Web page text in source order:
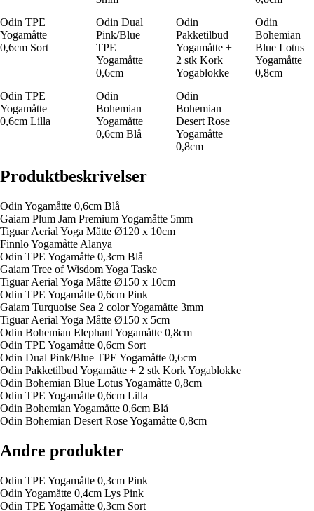
Odin TPE
Yogamåtte
0,6cm Sort
Odin Dual
Pink/Blue
TPE
Yogamåtte
0,6cm
Odin
Pakketilbud
Yogamåtte +
2 stk Kork
Yogablokke
Odin
Bohemian
Blue Lotus
Yogamåtte
0,8cm
Odin TPE
Yogamåtte
0,6cm Lilla
Odin
Bohemian
Yogamåtte
0,6cm Blå
Odin
Bohemian
Desert Rose
Yogamåtte
0,8cm
Produktbeskrivelser
Odin Yogamåtte 0,6cm Blå
Gaiam Plum Jam Premium Yogamåtte 5mm
Tiguar Aerial Yoga Måtte Ø120 x 10cm
Finnlo Yogamåtte Alanya
Odin TPE Yogamåtte 0,3cm Blå
Gaiam Tree of Wisdom Yoga Taske
Tiguar Aerial Yoga Måtte Ø150 x 10cm
Odin TPE Yogamåtte 0,6cm Pink
Gaiam Turquoise Sea 2 color Yogamåtte 3mm
Tiguar Aerial Yoga Måtte Ø150 x 5cm
Odin Bohemian Elephant Yogamåtte 0,8cm
Odin TPE Yogamåtte 0,6cm Sort
Odin Dual Pink/Blue TPE Yogamåtte 0,6cm
Odin Pakketilbud Yogamåtte + 2 stk Kork Yogablokke
Odin Bohemian Blue Lotus Yogamåtte 0,8cm
Odin TPE Yogamåtte 0,6cm Lilla
Odin Bohemian Yogamåtte 0,6cm Blå
Odin Bohemian Desert Rose Yogamåtte 0,8cm
Andre produkter
Odin TPE Yogamåtte 0,3cm Pink
Odin Yogamåtte 0,4cm Lys Pink
Odin TPE Yogamåtte 0,3cm Sort